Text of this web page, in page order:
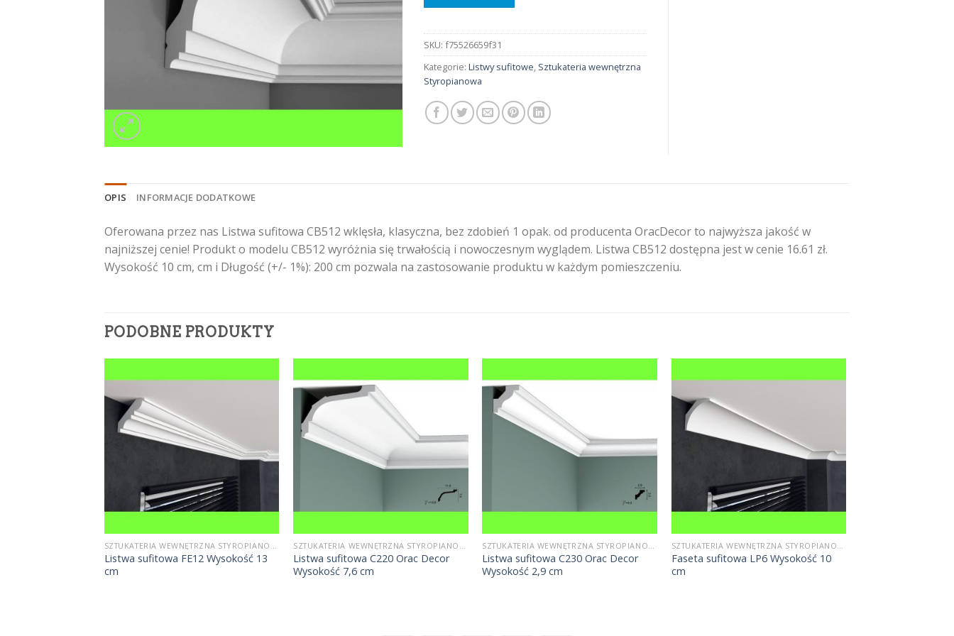
SKU: f75526659f31
Kategorie: Listwy sufitowe, Sztukateria wewnętrzna
Styropianowa
OPIS INFORMACJE DODATKOWE
Oferowana przez nas Listwa sufitowa CB512 wklęsła, klasyczna, bez zdobień 1 opak. od producenta OracDecor to najwyższa jakość w
najniższej cenie! Produkt o modelu CB512 wyróżnia się trwałością i nowoczesnym wyglądem. Listwa CB512 dostępna jest w cenie 16.61 zł.
Wysokość 10 cm, cm i Długość (+/- 1%): 200 cm pozwala na zastosowanie produktu w każdym pomieszczeniu.
PODOBNE PRODUKTY
Listwa sufitowa FE12 Wysokość 13
cm
Listwa sufitowa C220 Orac Decor
Wysokość 7,6 cm
Listwa sufitowa C230 Orac Decor
Wysokość 2,9 cm
Faseta sufitowa LP6 Wysokość 10
cm